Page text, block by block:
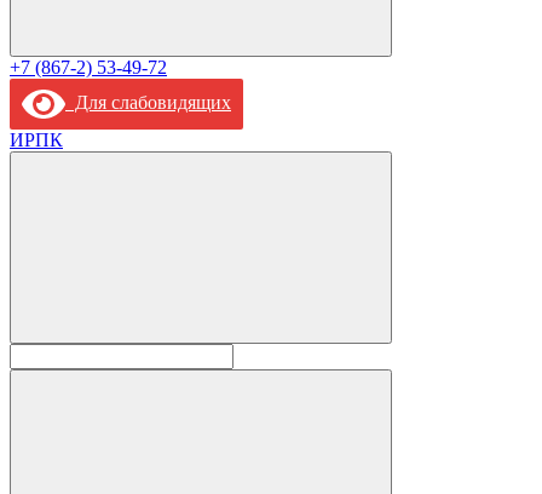
+7 (867-2) 53-49-72
Для слабовидящих
ИРПК